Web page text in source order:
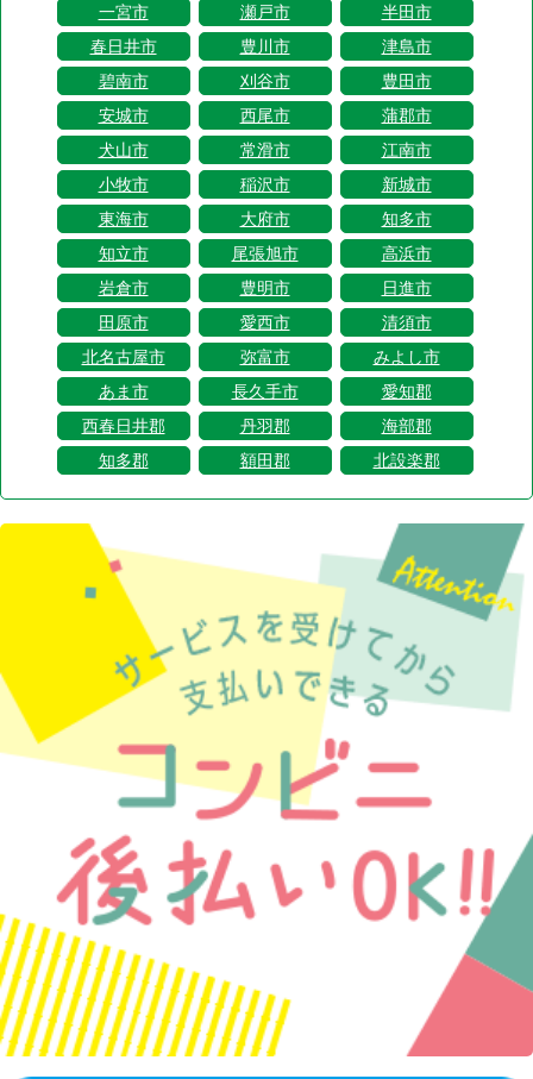
一宮市
瀬戸市
半田市
春日井市
豊川市
津島市
碧南市
刈谷市
豊田市
安城市
西尾市
蒲郡市
犬山市
常滑市
江南市
小牧市
稲沢市
新城市
東海市
大府市
知多市
知立市
尾張旭市
高浜市
岩倉市
豊明市
日進市
田原市
愛西市
清須市
北名古屋市
弥富市
みよし市
あま市
長久手市
愛知郡
西春日井郡
丹羽郡
海部郡
知多郡
額田郡 北設楽郡